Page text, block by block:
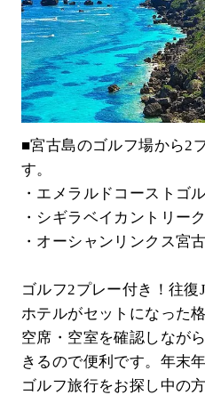
■宮古島のゴルフ場から2
す。
・エメラルドコーストゴ
・シギラベイカントリー
・オーシャンリンクス宮
ゴルフ2プレー付き！往
ホテルがセットになった
空席・空室を確認しなが
きるので便利です。年末
ゴルフ旅行をお探し中の